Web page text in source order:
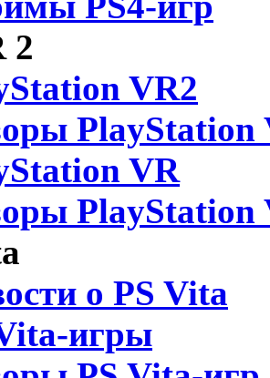
2
VR2
PlayStation
VR
PlayStation
о PS Vita
игры